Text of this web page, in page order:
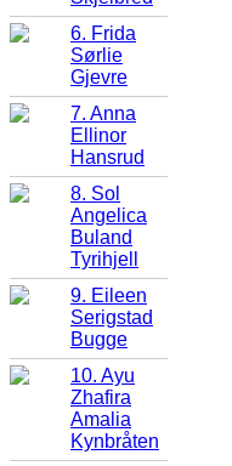
6. Frida
Sørlie
Gjevre
7. Anna
Ellinor
Hansrud
8. Sol
Angelica
Buland
Tyrihjell
9. Eileen
Serigstad
Bugge
10. Ayu
Zhafira
Amalia
Kynbråten